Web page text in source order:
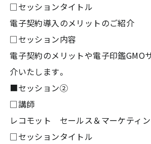
□セッションタイトル
電子契約導入のメリットのご紹介
□セッション内容
電子契約のメリットや電子印鑑GMO
介いたします。
■セッション②
□講師
レコモット セールス＆マーケティ
□セッションタイトル